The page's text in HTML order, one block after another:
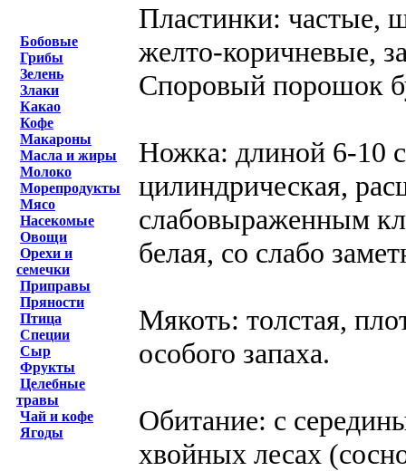
Бобовые
Грибы
Зелень
Злаки
Какао
Кофе
Макароны
Масла и жиры
Молоко
Морепродукты
Мясо
Насекомые
Овощи
Орехи и
семечки
Приправы
Пряности
Птица
Специи
Сыр
Фрукты
Целебные
травы
Чай и кофе
Ягоды
Пластинки: частые,
желто-коричневые,
Споровый порошок
Ножка: длиной 6-10
цилиндрическая,
слабовыраженным
белая, со слабо
Мякоть: толстая,
особого запаха.
Обитание: с
хвойных лесах